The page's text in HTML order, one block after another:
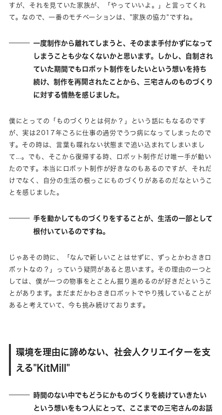
すが、それを見ていた家族が、「やっていいよ。」と言ってくれ
て。なので、一番のモチベーションは、"家族の協力"ですね。
一度制作から離れてしまうと、そのまま手付かずになって
しまうことも少なくないかと思います。しかし、自制され
ていた期間でもロボット制作をしたいという想いを持ち
続け、制作を再開されたことから、三宅さんのものづくり
に対する情熱を感じました。
僕にとっての「ものづくりとは何か？」という話にもなるのです
が、実は2017年ごろに仕事の過労でうつ病になってしまったので
す。その時は、言葉も喋れない状態まで追い込まれてしまいまし
て...。でも、そこから復帰する時、ロボット制作だけ唯一手が動い
たのです。本当にロボット制作が好きなのもあるのですが、それだ
けでなく、自分の生活の根っこにものづくりがあるのだなというこ
とを感じました。
手を動かしてものづくりをすることが、生活の一部として
根付いているのですね。
じゃあその時に、「なんで新しいことはせずに、ずっとかわさきロ
ボットなの？」っていう疑問があると思います。その理由の一つと
しては、僕が一つの物事をとことん掘り進めるのが好きだというこ
とがあります。まだまだかわさきロボットでやり残していることが
あると考えていて、今も挑み続けております。
環境を理由に諦めない、社会人クリエイターを支
える"KitMill"
時間のない中でもどうにかものづくりを続けていきたい
という想いをもつ人にとって、ここまでの三宅さんのお話